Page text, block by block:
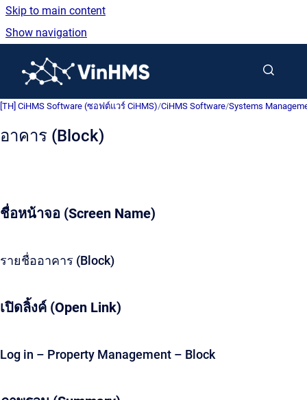
Skip to main content
Show navigation
[TH] CiHMS Software (ซอฟต์แวร์ CiHMS)/CiHMS Software/Systems
อาคาร (Block)
ชื่อหน้าจอ (Screen Name)
รายชื่ออาคาร (Block)
เปิดลิ้งค์ (Open Link)
Log in – Property Management – Block